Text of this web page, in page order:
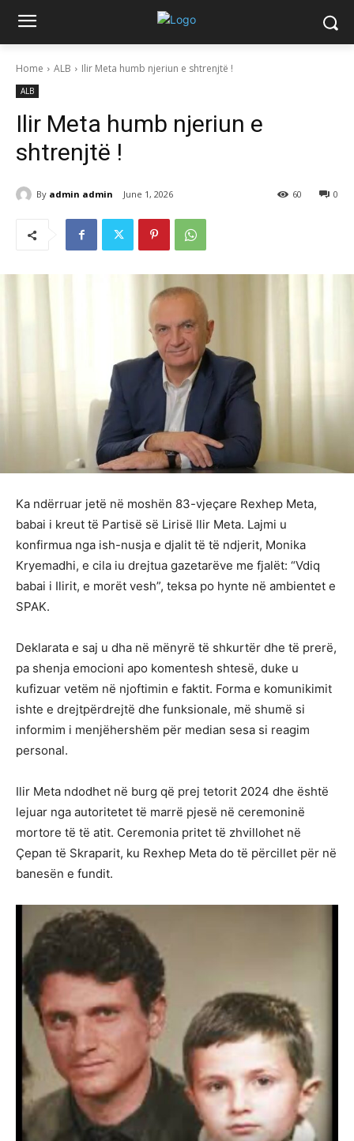
Home ALB Ilir Meta humb njeriun e shtrenjtë !
ALB
Ilir Meta humb njeriun e
shtrenjtë !
By admin admin June 1, 2026 0
60
Ka ndërruar jetë në moshën 83-vjeçare Rexhep Meta,
babai i kreut të Partisë së Lirisë Ilir Meta. Lajmi u
konfirmua nga ish-nusja e djalit të të ndjerit, Monika
Kryemadhi, e cila iu drejtua gazetarëve me fjalët: “Vdiq
babai i Ilirit, e morët vesh”, teksa po hynte në ambientet e
SPAK.
Deklarata e saj u dha në mënyrë të shkurtër dhe të prerë,
pa shenja emocioni apo komentesh shtesë, duke u
kufizuar vetëm në njoftimin e faktit. Forma e komunikimit
ishte e drejtpërdrejtë dhe funksionale, më shumë si
informim i menjëhershëm për median sesa si reagim
personal.
Ilir Meta ndodhet në burg që prej tetorit 2024 dhe është
lejuar nga autoritetet të marrë pjesë në ceremoninë
mortore të të atit. Ceremonia pritet të zhvillohet në
Çepan të Skraparit, ku Rexhep Meta do të përcillet për në
banesën e fundit.